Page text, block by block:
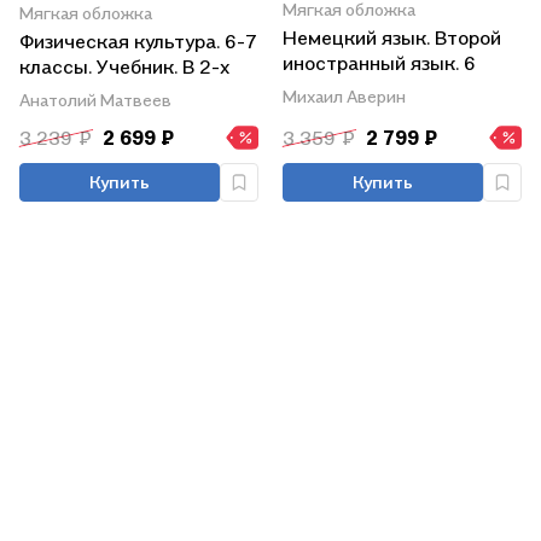
Мягкая обложка
Физическая культура. 6-7
классы. Учебник. В 2-х
частях. Часть 2. Учебник
зрения
Анатолий Матвеев
3 239 ₽ 2 699 ₽
Купить
Мягкая обложка
Немецкий язык. Второй
иностранный язык. 6
класс. Учебник. В 4-х
частях. Часть 4. Учебник
для детей с нарушением
зрения
Михаил Аверин
3 359 ₽ 2 799 ₽
Купить